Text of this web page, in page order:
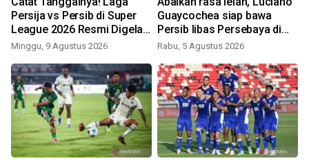
Persija vs Persib di Super
League 2026 Resmi Digelar
di GBK
Minggu, 9 Agustus 2026
Guaycochea siap bawa
Persib libas Persebaya di
final Piala Presiden!
Rabu, 5 Agustus 2026